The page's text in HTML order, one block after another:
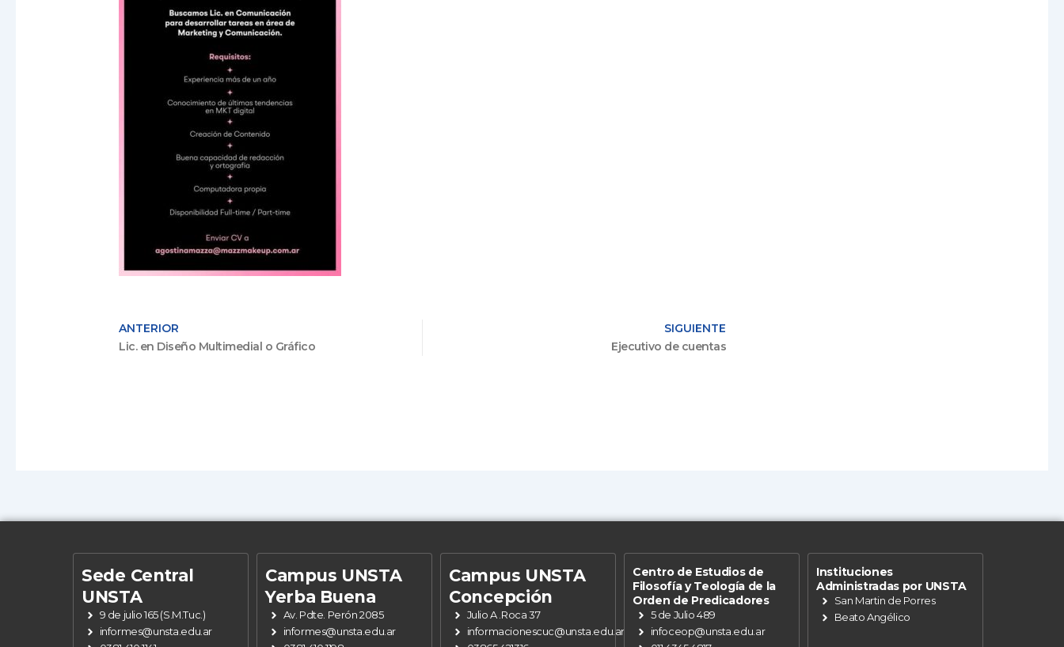
ANTERIOR
Lic. en Diseño Multimedial o Gráfico
SIGUIENTE
Ejecutivo de cuentas
Sede Central
UNSTA
9 de julio 165 (S.M.Tuc.)
informes@unsta.edu.ar
Campus UNSTA
Yerba Buena
Av. Pdte. Perón 2085
informes@unsta.edu.ar
Campus UNSTA
Concepción
Julio A .Roca 37
informacionescuc@unsta.edu.ar
Centro de Estudios de
Filosofía y Teología de la
Orden de Predicadores
5 de Julio 489
infoceop@unsta.edu.ar
Instituciones
Administradas por UNSTA
San Martin de Porres
Beato Angélico